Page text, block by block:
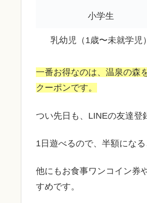
小学生
乳幼児（1歳〜未就学児）
一番お得なのは、温泉の森
クーポンです。
つい先日も、LINEの友達登
1日遊べるので、半額にな
他にもお食事ワンコイン券
すめです。